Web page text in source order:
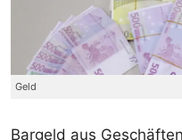
Geld
Bargeld aus